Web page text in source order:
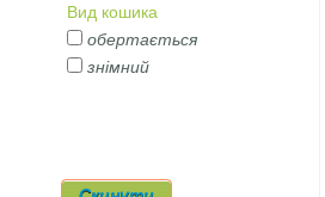
Вид кошика
обертається
знімний